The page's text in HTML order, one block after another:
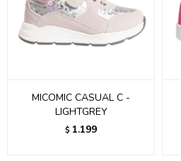
MICOMIC CASUAL C -
LIGHTGREY
$ 1.199